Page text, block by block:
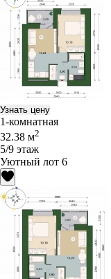
Узнать цену
1-комнатная
32.38 м2
5/9 этаж
Уютный лот 6